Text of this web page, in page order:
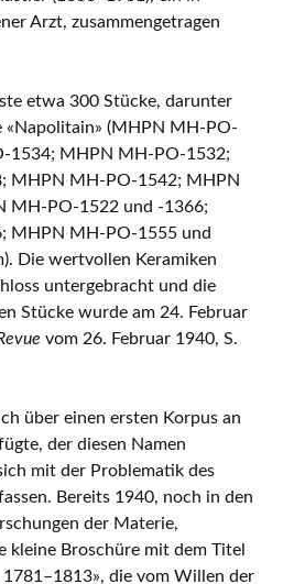
Arzt, zusammengetragen
etwa 300 Stücke, darunter
«Napolitain» (MHPN MH-PO-
1534; MHPN MH-PO-1532;
MHPN MH-PO-1542; MHPN
MH-PO-1522 und -1366;
MHPN MH-PO-1555 und
Die wertvollen Keramiken
untergebracht und die
Stücke wurde am 24. Februar
vom 26. Februar 1940, S.
über einen ersten Korpus an
der diesen Namen
mit der Problematik des
Bereits 1940, noch in den
der Materie,
kleine Broschüre mit dem Titel
1781–1813», die vom Willen der